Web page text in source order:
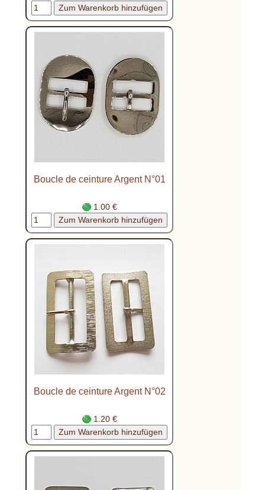
Boucle de ceinture Argent N°01
1.00 €
Boucle de ceinture Argent N°02
1.20 €